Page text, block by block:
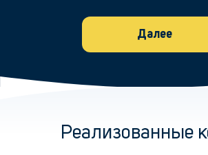
Далее
Реализованные